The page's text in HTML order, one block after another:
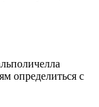
определиться с